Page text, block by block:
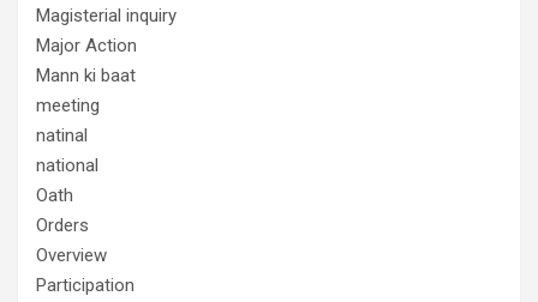
Magisterial inquiry
Major Action
Mann ki baat
meeting
natinal
national
Oath
Orders
Overview
Participation